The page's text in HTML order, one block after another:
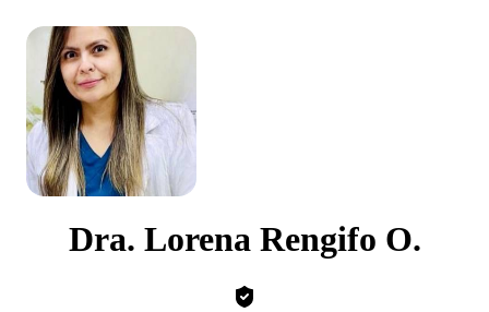
Dra. Lorena Rengifo O.